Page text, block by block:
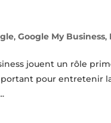
,Google My Business,
jouent un rôle
pour entretenir